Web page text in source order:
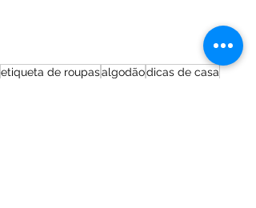
etiqueta de roupasalgodãodicas de casa